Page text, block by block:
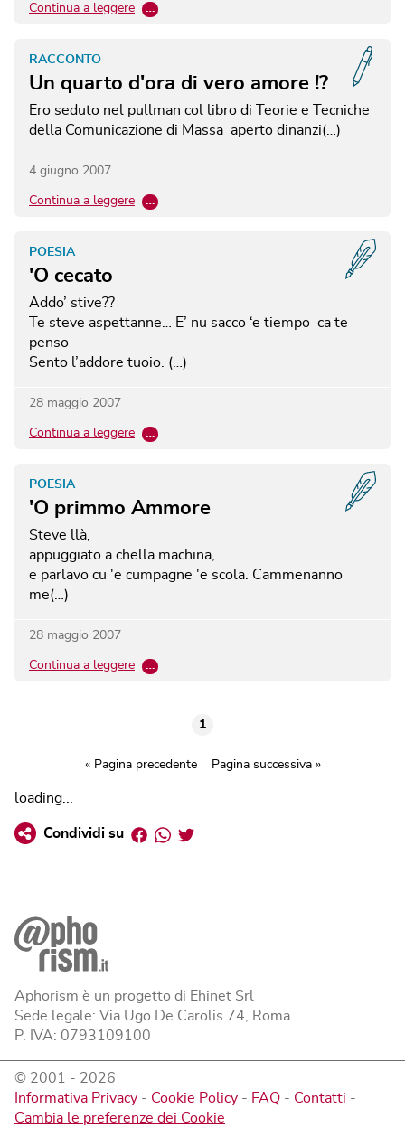
Continua a leggere …
Un quarto d'ora di vero amore !?
RACCONTO
Ero seduto nel pullman col libro di Teorie e Tecniche
della Comunicazione di Massa aperto dinanzi(…)
4 giugno 2007
Continua a leggere …
'O cecato
POESIA
Addo’ stive??
Te steve aspettanne… E’ nu sacco ‘e tiempo ca te
penso
Sento l’addore tuoio. (…)
28 maggio 2007
Continua a leggere …
'O primmo Ammore
POESIA
Steve llà,
appuggiato a chella machina,
e parlavo cu 'e cumpagne 'e scola. Cammenanno
me(…)
28 maggio 2007
Continua a leggere …
1
« Pagina precedente Pagina successiva »
loading...
Condividi su Facebook
Whatsapp
Twitter
Aphorism è un progetto di Ehinet Srl
Sede legale: Via Ugo De Carolis 74, Roma
P. IVA: 0793109100
© 2001 - 2026
Informativa Privacy - Cookie Policy - FAQ - Contatti -
Cambia le preferenze dei Cookie